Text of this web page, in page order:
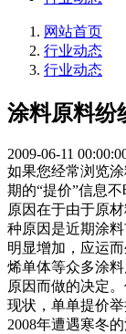
网站首页
行业动态
行业动态
涂料原料纷
2009-06-11
如果您经常浏览
期的“提价”信息
原因在于由于原
种原因是近期涂
明显增加，应运
烯单体等众多涂
原因而做的决定
现状，单单提价
2008年遭遇寒冬